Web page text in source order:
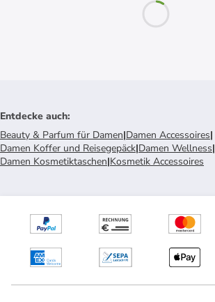
Entdecke auch:
Beauty & Parfum für Damen|Damen Accessoires|
Damen Koffer und Reisegepäck|Damen Wellness|
Damen Kosmetiktaschen|Kosmetik Accessoires